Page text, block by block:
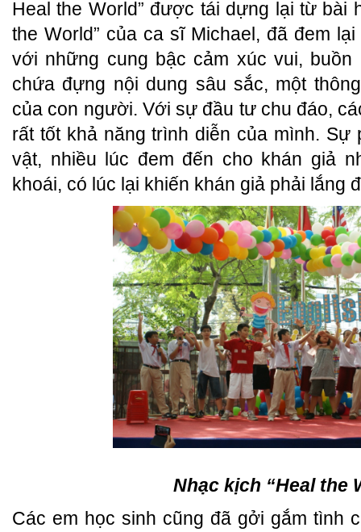
Heal the World” được tái dựng lại từ bài
the World” của ca sĩ Michael, đã đem
với những cung bậc cảm xúc vui,
chứa đựng nội dung sâu sắc, một
của con người. Với sự đầu tư chu đáo,
rất tốt khả năng trình diễn của mình. Sự
vật, nhiều lúc đem đến cho khán giả
khoái, có lúc lại khiến khán giả phải lắng
Nhạc kịch “Heal the
Các em học sinh cũng đã gởi gắm tình